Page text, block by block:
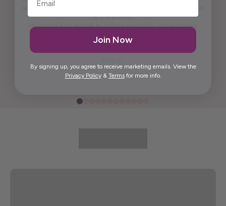
don't want to spoil it for others. It is practical and pretty to look at
it. It is artistic.
Maria was kind enough to call me personally and answered
Thank you, Maria.
Join Now
By signing up, you agree to receive marketing emails. View the
Privacy Policy& Termsfor more info.